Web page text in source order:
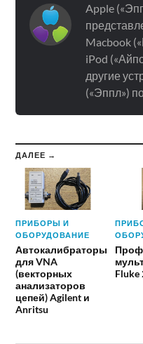
Apple
Macbook
iPod
другие
(«Эппл»)
ДАЛЕЕ →
ПРИБОРЫ И
ОБОРУДОВАНИЕ
Автокалибраторы
для VNA
(векторных
анализаторов
цепей) Agilent и
Anritsu
Fluke